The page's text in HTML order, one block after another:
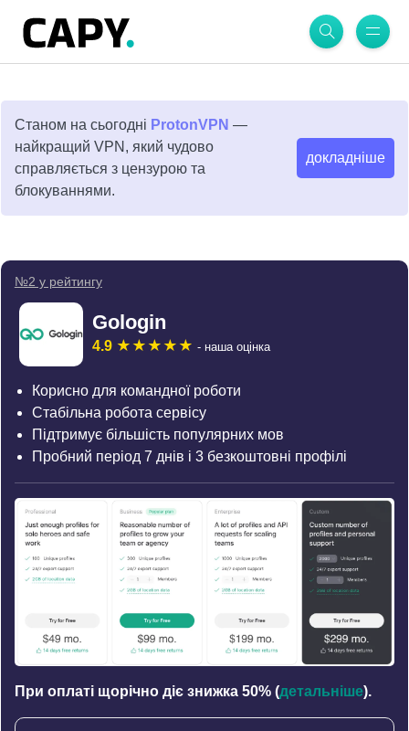
Станом на сьогодні ProtonVPN —
найкращий VPN, який чудово
справляється з цензурою та
блокуваннями.
докладніше
№2 у рейтингу
Gologin
4.9 - наша оцінка
Корисно для командної роботи
Стабільна робота сервісу
Підтримує більшість популярних мов
Пробний період 7 днів і 3 безкоштовні профілі
При оплаті щорічно діє знижка 50% (детальніше).